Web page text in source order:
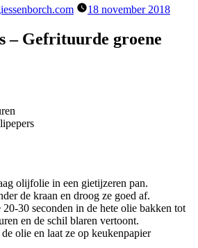
18 november 2018
– Gefrituurde groene
olijfolie in een gietijzeren pan.
de kraan en droog ze goed af.
20-30 seconden in de hete olie bakken tot
en de schil blaren vertoont.
olie en laat ze op keukenpapier